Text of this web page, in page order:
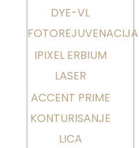
DYE-VL
FOTOREJUVENACIJA
IPIXEL ERBIUM
LASER
ACCENT PRIME
KONTURISANJE
LICA